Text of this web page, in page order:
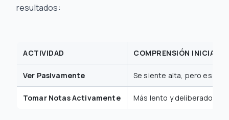
resultados:
ACTIVIDAD COMPRENSIÓN INICIAL
Ver Pasivamente Se siente alta, pero es
Tomar Notas Activamente Más lento y deliberado,